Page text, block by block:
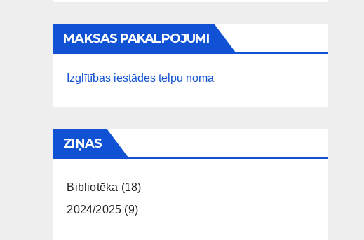
MAKSAS PAKALPOJUMI
Izglītības iestādes telpu noma
ZIŅAS
Bibliotēka (18)
2024/2025 (9)